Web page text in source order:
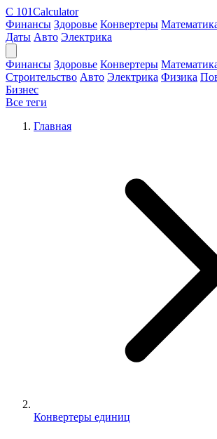
C 101Calculator
Финансы Здоровье Конвертеры
Даты Авто Электрика
Финансы Здоровье Конвертеры
Строительство Авто Электрика Физика
Бизнес
Все теги
Главная
Конвертеры единиц